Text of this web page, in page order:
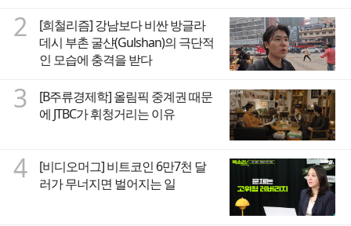
2
[희철리즘] 강남보다 비싼 방글라
데시 부촌 굴샨(Gulshan)의 극단적
인 모습에 충격을 받다
3
[B주류경제학] 올림픽 중계권 때문
에 JTBC가 휘청거리는 이유
4
[비디오머그] 비트코인 6만7천 달
러가 무너지면 벌어지는 일